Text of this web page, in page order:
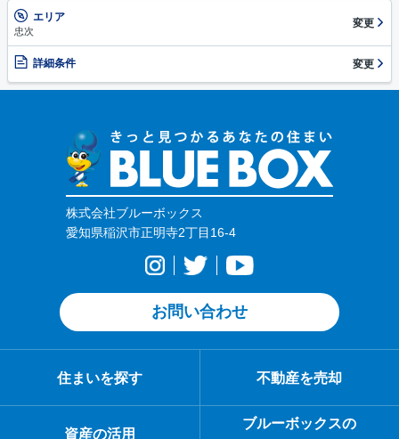
エリア
忠次
変更
詳細条件 変更
株式会社ブルーボックス
愛知県稲沢市正明寺2丁目16-4
お問い合わせ
住まいを探す 不動産を売却
資産の活用
ブルーボックスの